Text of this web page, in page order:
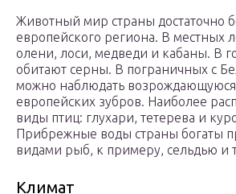
Животный мир страны достаточно
европейского региона. В местных
олени, лоси, медведи и кабаны. В
обитают серны. В пограничных с
можно наблюдать
европейских зубров. Наиболее
виды птиц: глухари, тетерева и
Прибрежные воды страны богаты
видами рыб, к примеру, сельдью и
Климат